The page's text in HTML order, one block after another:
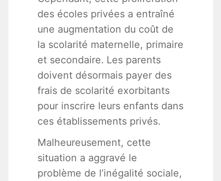
des écoles privées a entraîné
une augmentation du coût de
la scolarité maternelle, primaire
et secondaire. Les parents
doivent désormais payer des
frais de scolarité exorbitants
pour inscrire leurs enfants dans
ces établissements privés.
Malheureusement, cette
situation a aggravé le
problème de l’inégalité sociale,